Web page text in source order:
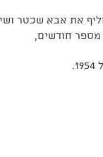
את אבא שכטר
חודשים,